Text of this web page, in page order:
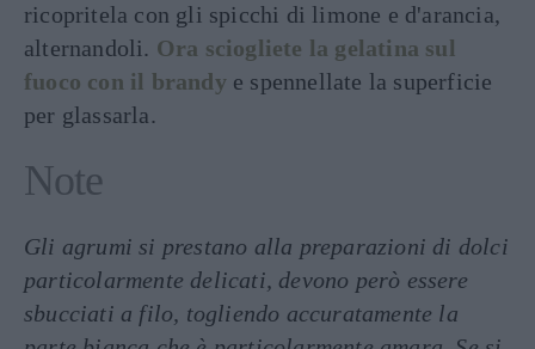
ricopritela con gli spicchi di limone e d'arancia,
alternandoli. Ora sciogliete la gelatina sul
fuoco con il brandye spennellate la superficie
per glassarla.
Note
Gli agrumi si prestano alla preparazioni di dolci
particolarmente delicati, devono però essere
sbucciati a filo, togliendo accuratamente la